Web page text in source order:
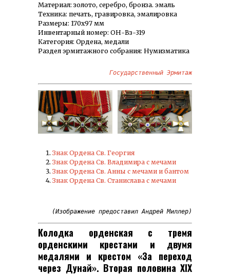
Материал: золото, серебро, бронза. эмаль
Техника: печать, гравировка, эмалировка
Размеры: 170х97 мм
Инвентарный номер: ОН-Вз-319
Категория: Ордена, медали
Раздел эрмитажного собрания: Нумизматика
Государственный Эрмитаж
Знак Ордена Св. Георгия
Знак Ордена Св. Владимира с мечами
Знак Ордена Св. Анны с мечами и бантом
Знак Ордена Св. Станислава с мечами
(Изображение предоставил Андрей Миллер)
Колодка орденская с тремя
орденскими крестами и двумя
медалями и крестом «За переход
через Дунай». Вторая половина XIX